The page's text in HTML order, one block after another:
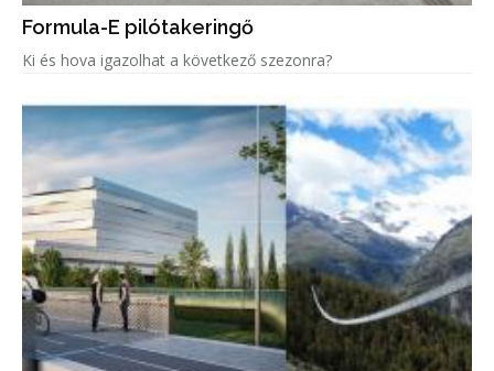
Formula-E pilótakeringő
Ki és hova igazolhat a következő szezonra?